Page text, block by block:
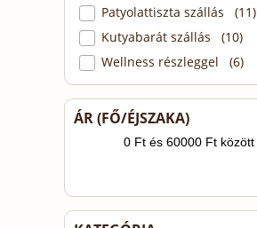
Patyolattiszta szállás (11)
Kutyabarát szállás (10)
Wellness részleggel (6)
ÁR (FŐ/ÉJSZAKA)